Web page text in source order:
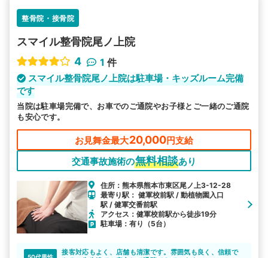
整骨院・接骨院
スマイル整骨院尾ノ上院
4
1 件
スマイル整骨院尾ノ上院は駐車場・キッズルーム完備
です
当院は駐車場完備で、お車でのご通院やお子様とご一緒のご通院
も安心です。
お見舞金最大20,000円支給
交通事故施術の無料相談あり
住所：熊本県熊本市東区尾ノ上3-12-28
最寄り駅： 健軍校前駅 / 動植物園入口
駅 / 健軍交番前駅
アクセス：健軍校前駅から徒歩19分
駐車場：有り（5台）
接客対応もよく、店舗も清潔です。雰囲気も良く、信頼で